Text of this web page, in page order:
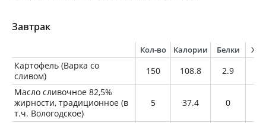
Завтрак
Кол-во Калории Белки
Картофель (Варка со
сливом)
150 108.8 2.9
Масло сливочное 82,5%
жирности, традиционное (в
т.ч. Вологодское)
5 37.4 0